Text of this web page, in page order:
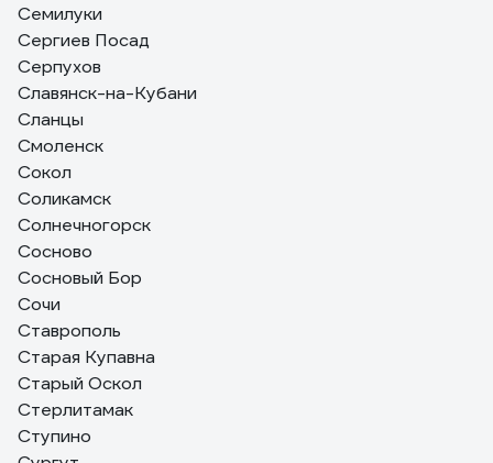
Семилуки
Сергиев Посад
Серпухов
Славянск-на-Кубани
Сланцы
Смоленск
Сокол
Соликамск
Солнечногорск
Сосново
Сосновый Бор
Сочи
Ставрополь
Старая Купавна
Старый Оскол
Стерлитамак
Ступино